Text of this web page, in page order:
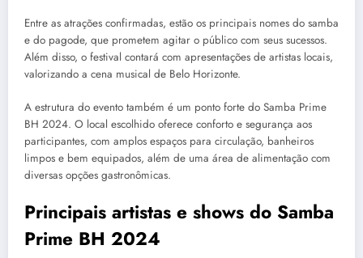
Entre as atrações confirmadas, estão os principais nomes do samba
e do pagode, que prometem agitar o público com seus sucessos.
Além disso, o festival contará com apresentações de artistas locais,
valorizando a cena musical de Belo Horizonte.
A estrutura do evento também é um ponto forte do Samba Prime
BH 2024. O local escolhido oferece conforto e segurança aos
participantes, com amplos espaços para circulação, banheiros
limpos e bem equipados, além de uma área de alimentação com
diversas opções gastronômicas.
Principais artistas e shows do Samba
Prime BH 2024